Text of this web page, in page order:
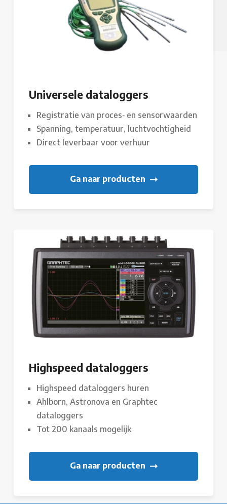
Universele dataloggers
Registratie van proces‑ en sensorwaarden
Spanning, temperatuur, luchtvochtigheid
Direct leverbaar voor verhuur
Ga naar producten
Highspeed dataloggers
Highspeed dataloggers huren
Ahlborn, Astronova en Graphtec
dataloggers
Tot 200 kanaals mogelijk
Ga naar producten